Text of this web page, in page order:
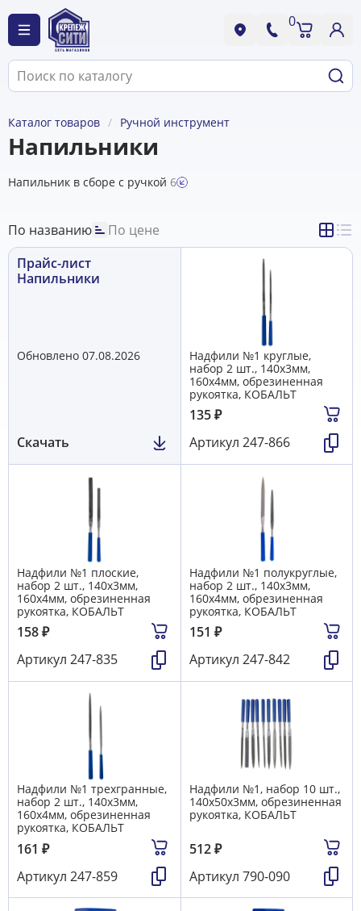
0
Каталог товаров Ручной инструмент
Напильники
Напильник в сборе с ручкой 6
По названию
По цене
Прайс-лист
Напильники
Обновлено 07.08.2026
Скачать
Надфили №1 круглые,
набор 2 шт., 140х3мм,
160х4мм, обрезиненная
рукоятка, КОБАЛЬТ
135₽
Артикул 247-866
Надфили №1 плоские,
набор 2 шт., 140х3мм,
160х4мм, обрезиненная
рукоятка, КОБАЛЬТ
158₽
Артикул 247-835
Надфили №1 полукруглые,
набор 2 шт., 140х3мм,
160х4мм, обрезиненная
рукоятка, КОБАЛЬТ
151 ₽
Артикул 247-842
Надфили №1 трехгранные,
набор 2 шт., 140х3мм,
160х4мм, обрезиненная
рукоятка, КОБАЛЬТ
161 ₽
Артикул 247-859
Надфили №1, набор 10 шт.,
140х50х3мм, обрезиненная
рукоятка, КОБАЛЬТ
512₽
Артикул 790-090